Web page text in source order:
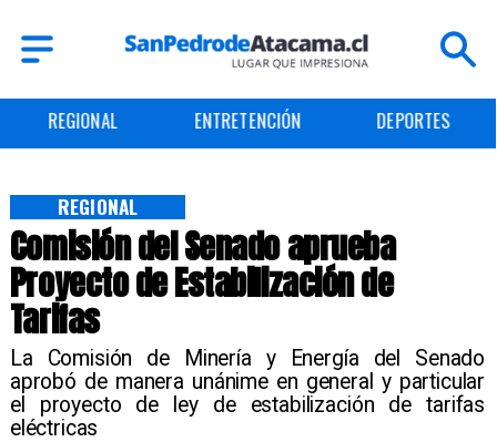
ENTRETENCIÓN DEPORTES
Comisión del Senado aprueba
Proyecto de Estabilización de
Tarifas
​La Comisión de Minería y Energía del Senado
aprobó de manera unánime en general y particular
el proyecto de ley de estabilización de tarifas
eléctricas
REGIONAL